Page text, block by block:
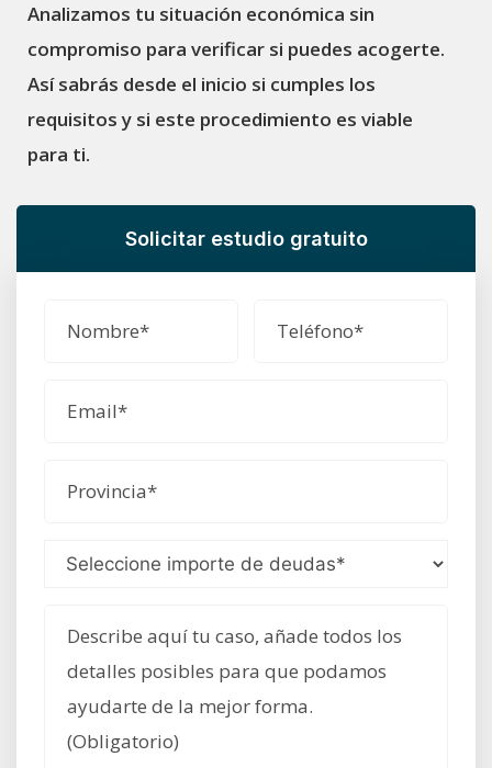
Analizamos tu situación económica sin
compromiso para verificar si puedes acogerte.
Así sabrás desde el inicio si cumples los
requisitos y si este procedimiento es viable
para ti.
Solicitar estudio gratuito